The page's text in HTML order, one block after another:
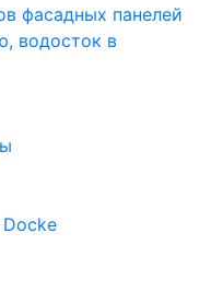
фасадных панелей
водосток в